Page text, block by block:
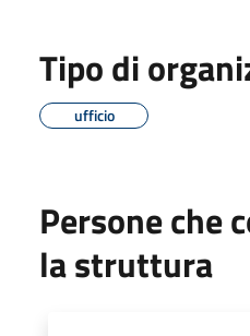
Tipo di
ufficio
Persone che
la struttura